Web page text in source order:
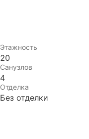
Этажность
20
Санузлов
4
Отделка
Без отделки